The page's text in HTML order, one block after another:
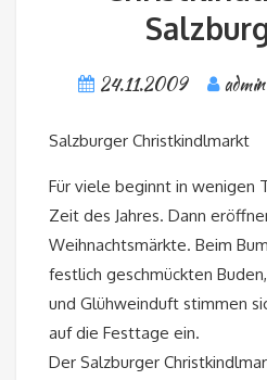
24.11.2009 admin
Salzburger Christkindlmarkt
Für viele beginnt in wenigen
Zeit des Jahres. Dann
Weihnachtsmärkte. Beim
festlich geschmückten
und Glühweinduft stimmen
auf die Festtage ein.
Der Salzburger